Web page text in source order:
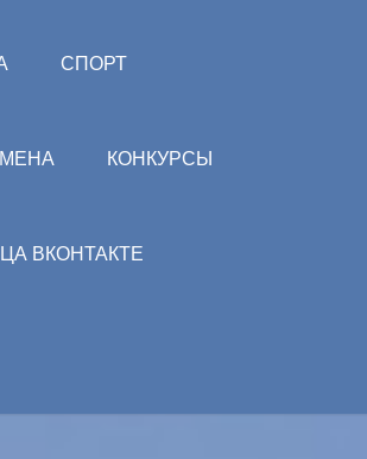
СПОРТ
КОНКУРСЫ
ВКОНТАКТЕ